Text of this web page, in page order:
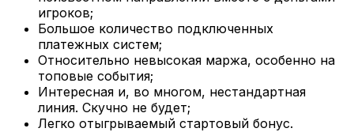
игроков;
Большое количество подключенных
платежных систем;
Относительно невысокая маржа, особенно на
топовые события;
Интересная и, во многом, нестандартная
линия. Скучно не будет;
Легко отыгрываемый стартовый бонус.